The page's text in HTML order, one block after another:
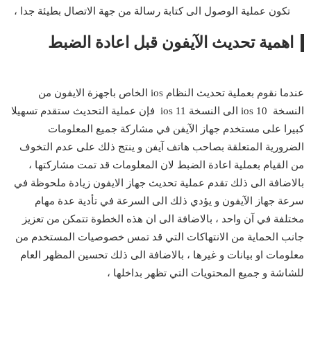
تكون عملية الوصول الى كتابة رسالة من جهة الاتصال بطيئة جدا ،
اهمية تحديث الآيفون قبل اعادة الضبط
عندما نقوم بعملية تحديث النظام ios الخاص باجهزة الايفون من
النسخة ios 10 الى النسخة ios 11 فإن عملية التحديث ستقدم تسهيلا
كبيرا على مستخدم جهاز الآيفن في مشاركة جميع المعلومات
الضرورية المتعلقة بصاحب هاتف آيفن و ينتج ذلك على عدم التخوف
من القيام بعملية اعادة الضبط لان المعلومات قد تمت مشاركتها ،
بالاضافة الى ذلك تقدم عملية تحديث جهاز الايفون زيادة ملحوظة في
سرعة جهاز الآيفون و يؤدي ذلك الى السرعة في تأدية عدة مهام
مختلفة في آن واحد ، بالاضافة الى ان هذه الخطوة تتمكن من تعزيز
جانب الحماية من الانتهاكات التي قد تمس خصوصيات المستخدم من
معلومات او بيانات و غيرها ، بالاضافة الى ذلك تحسين المظهر العام
للشاشة و جميع المحتويات التي تظهر بداخلها ،